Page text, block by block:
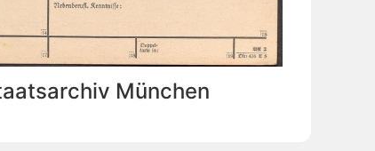
München